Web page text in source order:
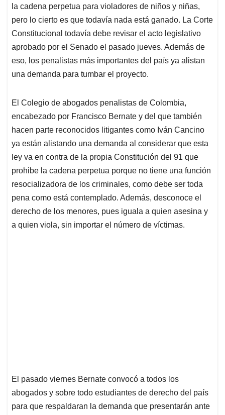
p
p
o
k
I
n
s
la cadena perpetua para violadores de niños y niñas,
pero lo cierto es que todavía nada está ganado. La Corte
Constitucional todavía debe revisar el acto legislativo
aprobado por el Senado el pasado jueves. Además de
eso, los penalistas más importantes del país ya alistan
una demanda para tumbar el proyecto.
El Colegio de abogados penalistas de Colombia,
encabezado por Francisco Bernate y del que también
hacen parte reconocidos litigantes como Iván Cancino
ya están alistando una demanda al considerar que esta
ley va en contra de la propia Constitución del 91 que
prohibe la cadena perpetua porque no tiene una función
resocializadora de los criminales, como debe ser toda
pena como está contemplado. Además, desconoce el
derecho de los menores, pues iguala a quien asesina y
a quien viola, sin importar el número de víctimas.
El pasado viernes Bernate convocó a todos los
abogados y sobre todo estudiantes de derecho del país
para que respaldaran la demanda que presentarán ante